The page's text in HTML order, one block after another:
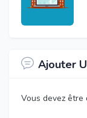
Ajouter
Vous devez être